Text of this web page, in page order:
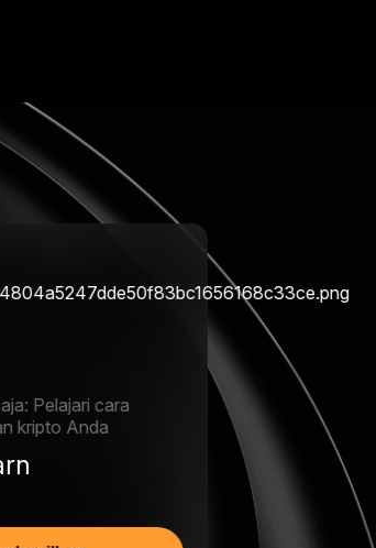
cara membeli, menjual, &
trading kripto di Bybit
Jelajahi Spot